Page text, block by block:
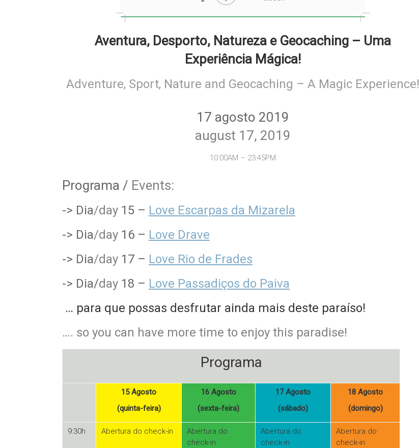
Aventura, Desporto, Natureza e Geocaching – Uma
Experiência Mágica!
Adventure, Sport, Nature and Geocaching – A Magic Experience!
17 agosto 2019
august 17, 2019
10:00AM – 23:45PM
Programa / Events:
-> Dia/day 15 – Love Escarpas da Mizarela
-> Dia/day 16 – Love Drave
-> Dia/day 17 – Love Rio de Frades
-> Dia/day 18 – Love Passadiços do Paiva
… para que possas desfrutar ainda mais deste paraíso!
…. so you can have more time to enjoy this paradise!
Programa
15 Agosto
(quinta-feira)
16 Agosto
(sexta-feira)
17 Agosto
(sábado)
18 Agosto
(domingo)
9:30h Abertura do check-in
Abertura do
check-in
Abertura do
check-in
Abertura do
check-in